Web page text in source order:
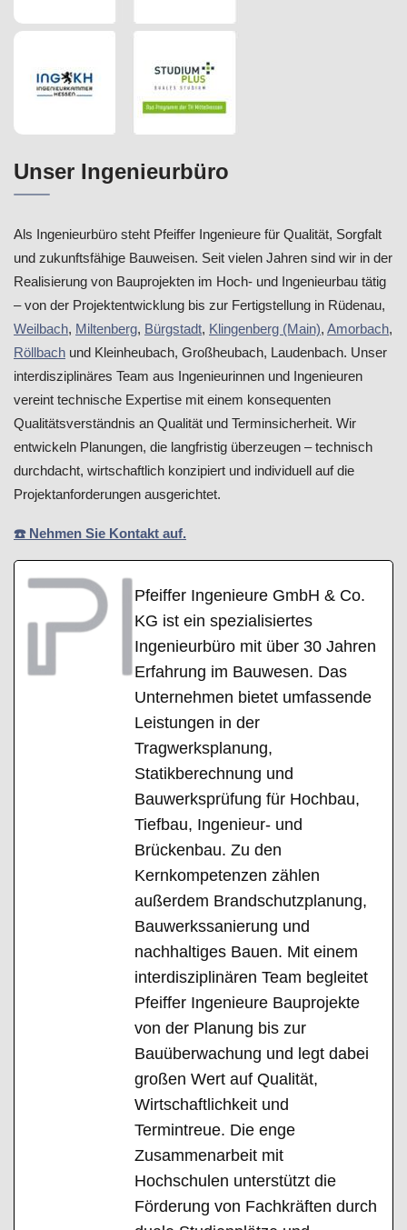
Unser Ingenieurbüro
Als Ingenieurbüro steht Pfeiffer Ingenieure für Qualität, Sorgfalt
und zukunftsfähige Bauweisen. Seit vielen Jahren sind wir in der
Realisierung von Bauprojekten im Hoch- und Ingenieurbau tätig
– von der Projektentwicklung bis zur Fertigstellung in Rüdenau,
Weilbach, Miltenberg, Bürgstadt, Klingenberg (Main), Amorbach,
Röllbach und Kleinheubach, Großheubach, Laudenbach. Unser
interdisziplinäres Team aus Ingenieurinnen und Ingenieuren
vereint technische Expertise mit einem konsequenten
Qualitätsverständnis an Qualität und Terminsicherheit. Wir
entwickeln Planungen, die langfristig überzeugen – technisch
durchdacht, wirtschaftlich konzipiert und individuell auf die
Projektanforderungen ausgerichtet.
☎️ Nehmen Sie Kontakt auf.
Pfeiffer Ingenieure GmbH & Co.
KG ist ein spezialisiertes
Ingenieurbüro mit über 30 Jahren
Erfahrung im Bauwesen. Das
Unternehmen bietet umfassende
Leistungen in der
Tragwerksplanung,
Statikberechnung und
Bauwerksprüfung für Hochbau,
Tiefbau, Ingenieur- und
Brückenbau. Zu den
Kernkompetenzen zählen
außerdem Brandschutzplanung,
Bauwerkssanierung und
nachhaltiges Bauen. Mit einem
interdisziplinären Team begleitet
Pfeiffer Ingenieure Bauprojekte
von der Planung bis zur
Bauüberwachung und legt dabei
großen Wert auf Qualität,
Wirtschaftlichkeit und
Termintreue. Die enge
Zusammenarbeit mit
Hochschulen unterstützt die
Förderung von Fachkräften durch